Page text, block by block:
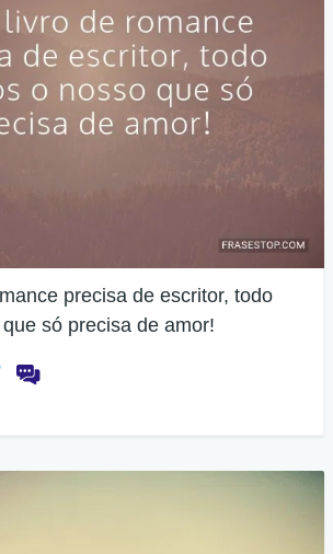
precisa de escritor, todo
só precisa de amor!